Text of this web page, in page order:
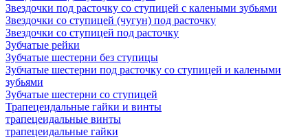
Звездочки под расточку со ступицей с калеными зубьями
Звездочки со ступицей (чугун) под расточку
Звездочки со ступицей под расточку
Зубчатые рейки
Зубчатые шестерни без ступицы
Зубчатые шестерни под расточку со ступицей и калеными
зубьями
Зубчатые шестерни со ступицей
Трапецеидальные гайки и винты
трапецеидальные винты
трапецеидальные гайки